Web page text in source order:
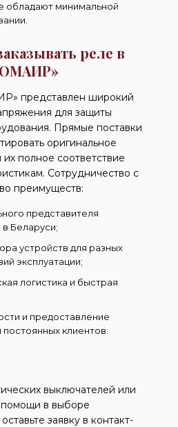
обладают минимальной
реле в
представлен широкий
для защиты
Прямые поставки
оригинальное
полное соответствие
Сотрудничество с
преимуществ:
представителя
Беларуси;
устройств для разных
эксплуатации;
логистика и быстрая
и предоставление
клиентов.
выключателей или
в выборе
заявку в контакт-